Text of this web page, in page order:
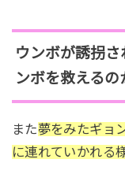
ウンボが誘拐
ンボを救えるの
また夢をみたギョ
に連れていかれる